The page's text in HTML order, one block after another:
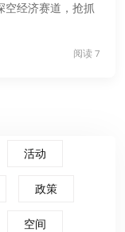
空经济赛道，抢抓
阅读 7
活动
政策
空间